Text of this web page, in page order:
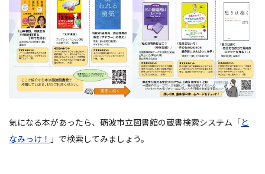
気になる本があったら、砺波市立図書館の蔵書検索システム「と
なみっけ！ 」で検索してみましょう。